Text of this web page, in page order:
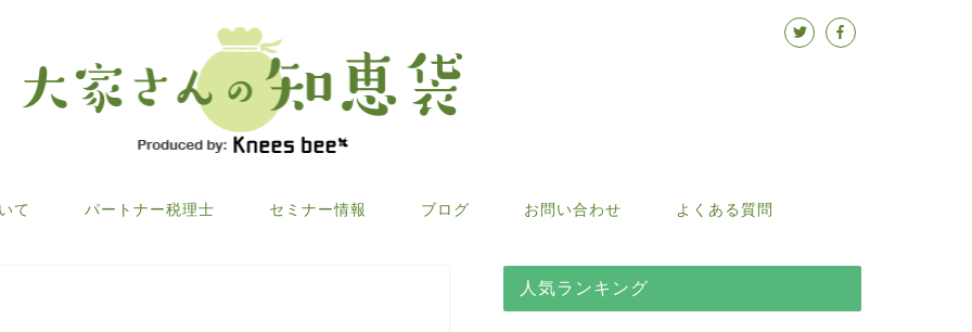
て パートナー税理士 セミナー情報 ブログ お問い合わせ よくある質問
人気ランキング